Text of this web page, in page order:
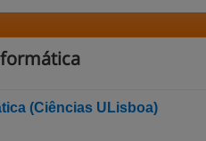
(Ciências ULisboa)